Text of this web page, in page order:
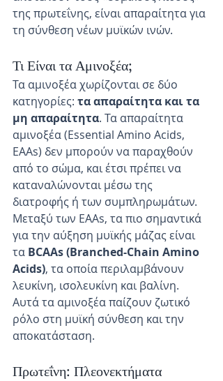
της πρωτεΐνης, είναι απαραίτητα για
τη σύνθεση νέων μυϊκών ινών.
Τι Είναι τα Αμινοξέα;
Τα αμινοξέα χωρίζονται σε δύο
κατηγορίες: τα απαραίτητα και τα
μη απαραίτητα. Τα απαραίτητα
αμινοξέα (Essential Amino Acids,
EAAs) δεν μπορούν να παραχθούν
από το σώμα, και έτσι πρέπει να
καταναλώνονται μέσω της
διατροφής ή των συμπληρωμάτων.
Μεταξύ των EAAs, τα πιο σημαντικά
για την αύξηση μυϊκής μάζας είναι
τα BCAAs (Branched-Chain Amino
Acids), τα οποία περιλαμβάνουν
λευκίνη, ισολευκίνη και βαλίνη.
Αυτά τα αμινοξέα παίζουν ζωτικό
ρόλο στη μυϊκή σύνθεση και την
αποκατάσταση.
Πρωτεΐνη: Πλεονεκτήματα